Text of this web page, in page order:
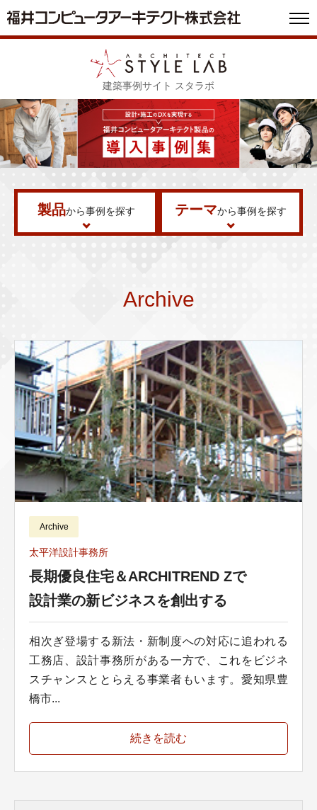
建築事例サイト スタラボ
製品から事例を探す テーマから事例を探す
Archive
Archive
太平洋設計事務所
長期優良住宅＆ARCHITREND Zで
設計業の新ビジネスを創出する
相次ぎ登場する新法・新制度への対応に追われる
工務店、設計事務所がある一方で、これをビジネ
スチャンスととらえる事業者もいます。愛知県豊
橋市...
続きを読む